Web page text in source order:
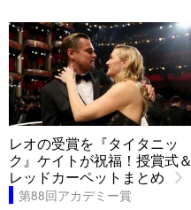
レオの受賞を『タイタニッ
ク』ケイトが祝福！授賞式＆
レッドカーペットまとめ
第88回アカデミー賞